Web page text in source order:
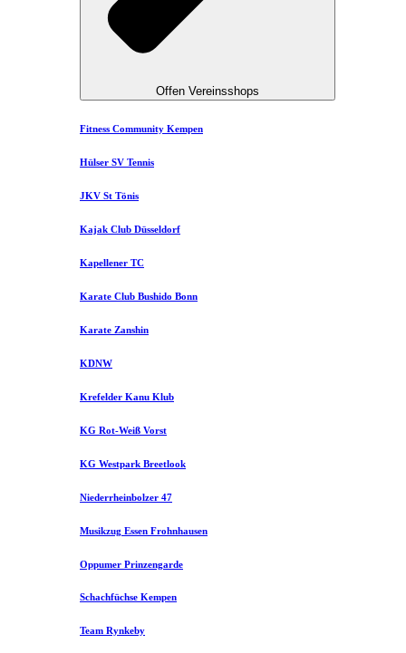
Offen Vereinsshops
Fitness Community Kempen
Hülser SV Tennis
JKV St Tönis
Kajak Club Düsseldorf
Kapellener TC
Karate Club Bushido Bonn
Karate Zanshin
KDNW
Krefelder Kanu Klub
KG Rot-Weiß Vorst
KG Westpark Breetlook
Niederrheinbolzer 47
Musikzug Essen Frohnhausen
Oppumer Prinzengarde
Schachfüchse Kempen
Team Rynkeby